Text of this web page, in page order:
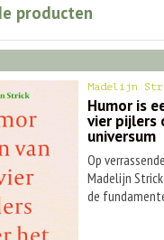
producten
Madelijn
Humor is
vier pijlers
universum
Op
Madelijn
de